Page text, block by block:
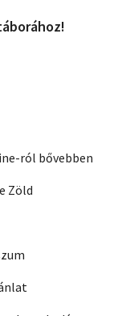
ról bővebben
Zöld